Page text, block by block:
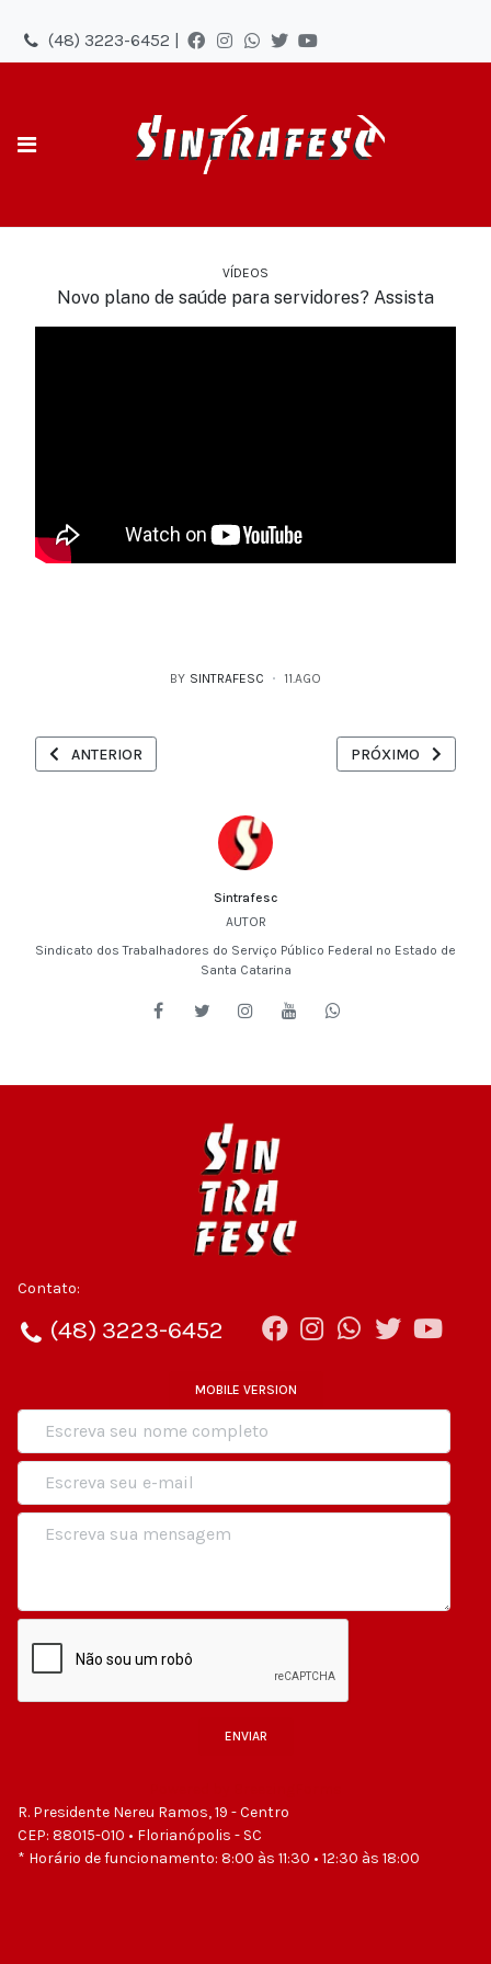
(48) 3223-6452 |
VÍDEOS
Novo plano de saúde para servidores? Assista
BY SINTRAFESC 11.AGO
Sintrafesc
AUTOR
Sindicato dos Trabalhadores do Serviço Público Federal no Estado de
Santa Catarina
ARTIGO ANTERIOR: AUDIÊNCIA PÚBLICA MARCA ENTREGA DA
ANTERIOR PRÓXIMO ARTIGO:
PRÓXIMO
Contato:
(48) 3223-6452
MOBILE VERSION
ENVIAR
R. Presidente Nereu Ramos, 19 - Centro
CEP: 88015-010 • Florianópolis - SC
* Horário de funcionamento: 8:00 às 11:30 • 12:30 às 18:00